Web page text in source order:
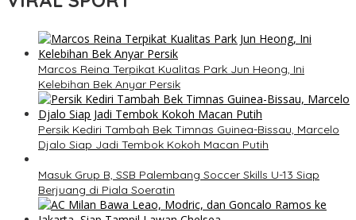
Marcos Reina Terpikat Kualitas Park Jun Heong, Ini
Kelebihan Bek Anyar Persik
Persik Kediri Tambah Bek Timnas Guinea-Bissau, Marcelo
Djalo Siap Jadi Tembok Kokoh Macan Putih
Masuk Grup B, SSB Palembang Soccer Skills U-13 Siap
Berjuang di Piala Soeratin